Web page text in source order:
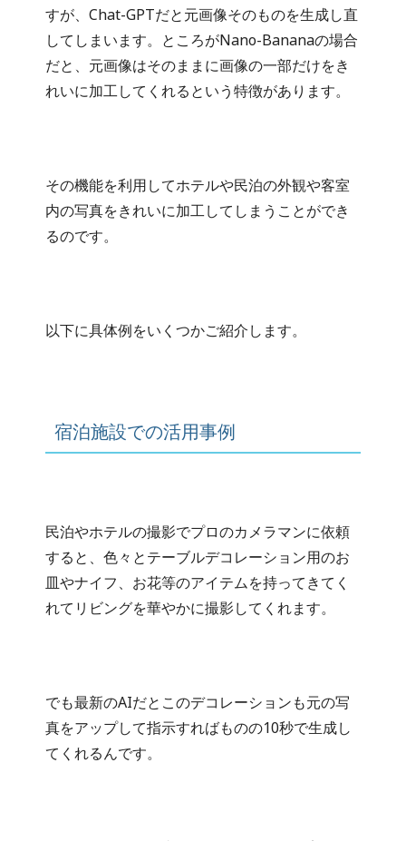
すが、Chat-GPTだと元画像そのものを生成し直
してしまいます。ところがNano-Bananaの場合
だと、元画像はそのままに画像の一部だけをき
れいに加工してくれるという特徴があります。
その機能を利用してホテルや民泊の外観や客室
内の写真をきれいに加工してしまうことができ
るのです。
以下に具体例をいくつかご紹介します。
宿泊施設での活用事例
民泊やホテルの撮影でプロのカメラマンに依頼
すると、色々とテーブルデコレーション用のお
皿やナイフ、お花等のアイテムを持ってきてく
れてリビングを華やかに撮影してくれます。
でも最新のAIだとこのデコレーションも元の写
真をアップして指示すればものの10秒で生成し
てくれるんです。